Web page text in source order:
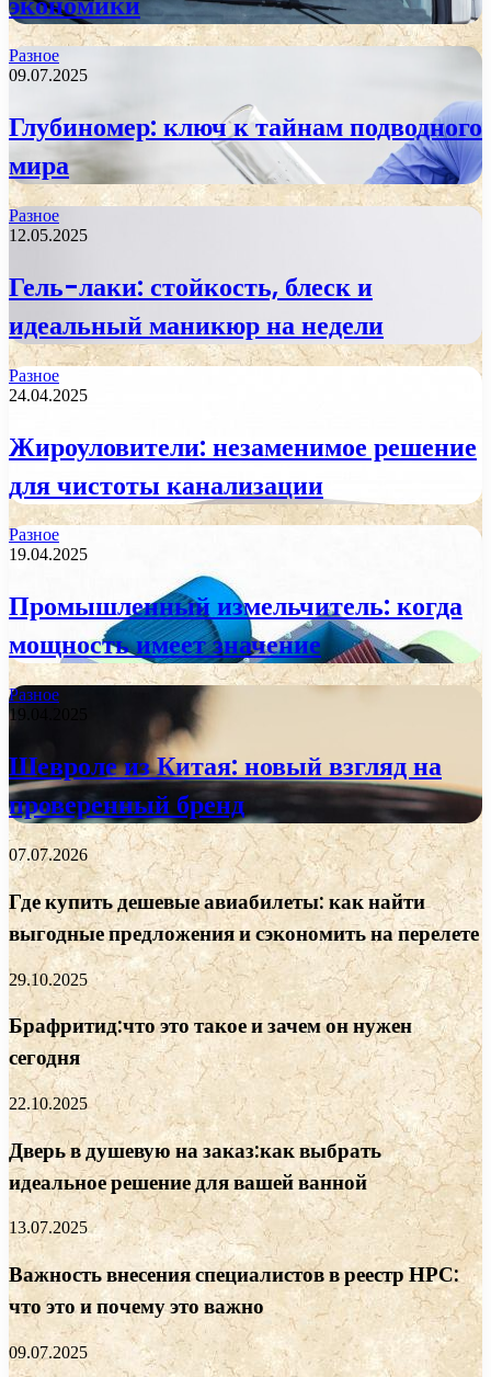
Разное
09.07.2025
Глубиномер: ключ к тайнам подводного
мира
Разное
12.05.2025
Гель-лаки: стойкость, блеск и
идеальный маникюр на недели
Разное
24.04.2025
Жироуловители: незаменимое решение
для чистоты канализации
Разное
19.04.2025
Промышленный измельчитель: когда
мощность имеет значение
Разное
19.04.2025
Шевроле из Китая: новый взгляд на
проверенный бренд
07.07.2026
Где купить дешевые авиабилеты: как найти
выгодные предложения и сэкономить на перелете
29.10.2025
Брафритид:что это такое и зачем он нужен
сегодня
22.10.2025
Дверь в душевую на заказ:как выбрать
идеальное решение для вашей ванной
13.07.2025
Важность внесения специалистов в реестр НРС:
что это и почему это важно
09.07.2025